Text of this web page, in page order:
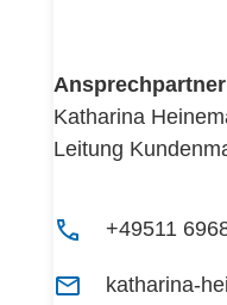
Katharina
Leitung
+49511
katharina-